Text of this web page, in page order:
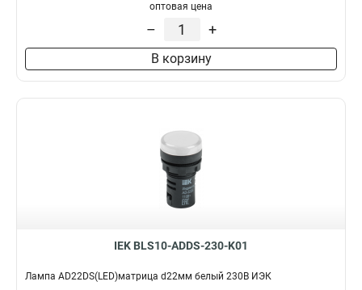
оптовая цена
– +
В корзину
IEK BLS10-ADDS-230-K01
Лампа AD22DS(LED)матрица d22мм белый 230В ИЭК